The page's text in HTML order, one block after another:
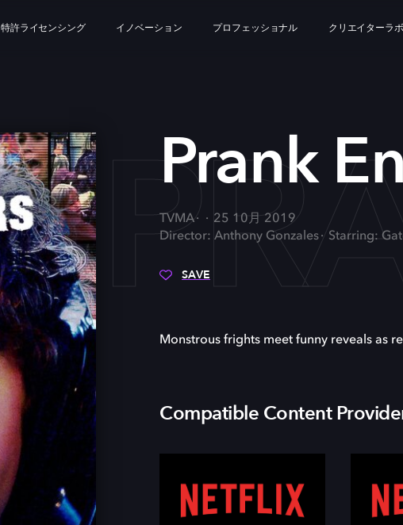
特許ライセンシング イノベーション プロフェッショナル クリエイターラボ
Prank
TVMA
25 10月 2019
Director: Anthony Gonzales
Starring:
SAVE
Monstrous frights meet funny reveals as
Compatible Content